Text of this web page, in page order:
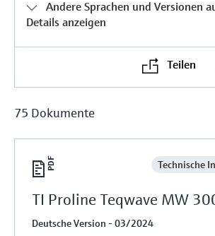
Andere Sprachen und Versionen
Details anzeigen
Teilen
75 Dokumente
Technische
TI Proline Teqwave MW
Deutsche Version - 03/2024